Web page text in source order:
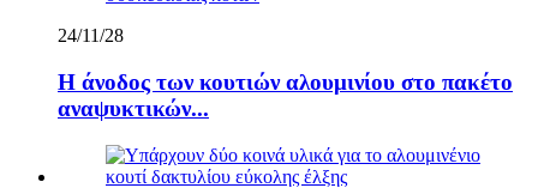
24/11/28
Η άνοδος των κουτιών αλουμινίου στο πακέτο
αναψυκτικών...